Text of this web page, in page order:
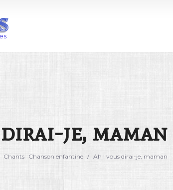
je, maman
Chants Chanson enfantine / Ah ! vous dirai-je, maman